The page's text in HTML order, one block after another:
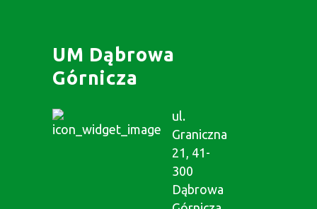
UM Dąbrowa
Górnicza
ul.
Graniczna
21, 41-
300
Dąbrowa